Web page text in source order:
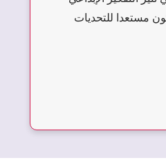
مستعدا للتحديات